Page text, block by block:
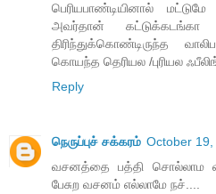
பெரியபாண்டியினால்
அவர்தான்
திரிந்துக்கொண்டிருந்த
கொயந்த தெரியல /புரியல
Reply
நெருப்புச் சக்கரம் October
வசனத்தை பத்தி சொல்லாம
பேசுற வசனம் எல்லாமே நச்....